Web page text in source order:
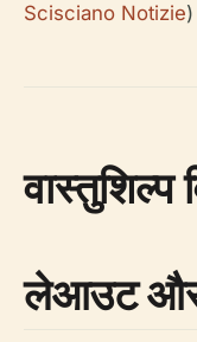
Scisciano Notizie
वास्तुशिल्प
लेआउट